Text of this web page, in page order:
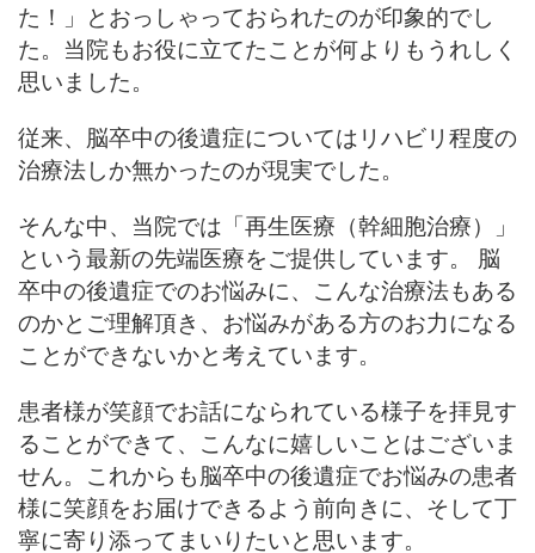
た！」とおっしゃっておられたのが印象的でし
た。当院もお役に立てたことが何よりもうれしく
思いました。
従来、脳卒中の後遺症についてはリハビリ程度の
治療法しか無かったのが現実でした。
そんな中、当院では「再生医療（幹細胞治療）」
という最新の先端医療をご提供しています。 脳
卒中の後遺症でのお悩みに、こんな治療法もある
のかとご理解頂き、お悩みがある方のお力になる
ことができないかと考えています。
患者様が笑顔でお話になられている様子を拝見す
ることができて、こんなに嬉しいことはございま
せん。これからも脳卒中の後遺症でお悩みの患者
様に笑顔をお届けできるよう前向きに、そして丁
寧に寄り添ってまいりたいと思います。